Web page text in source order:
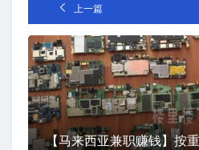
上一篇
【马来西亚兼职赚钱】按